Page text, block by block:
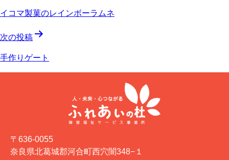
稿
ン
イコマ製菓のレインボーラムネ
次の投稿
手作りゲート
〒636-0055
奈良県北葛城郡河合町西穴闇348−１